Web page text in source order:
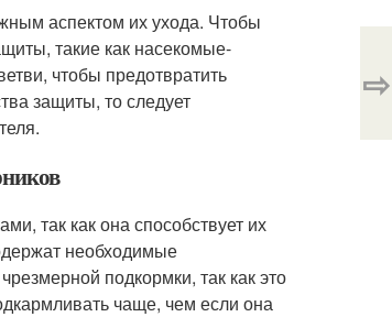
аспектом их ухода. Чтобы
такие как насекомые-
чтобы предотвратить
защиты, то следует
так как она способствует их
необходимые
подкормки, так как это
чаще, чем если она
⇨